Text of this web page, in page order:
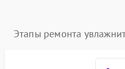
Этапы ремонта